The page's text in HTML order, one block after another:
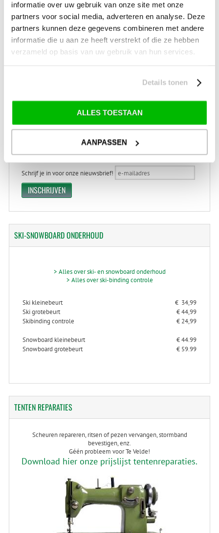
informatie over uw gebruik van onze site met onze
partners voor social media, adverteren en analyse. Deze
partners kunnen deze gegevens combineren met andere
informatie die u aan ze heeft verstrekt of die ze hebben
verzameld op basis van uw gebruik van hun services.
Details tonen
ALLES TOESTAAN
AANPASSEN
VERZENDKOSTEN: € 8,99
GEEN VERZENDKOSTEN BOVEN € 175,-
(bij verzending via Pakketdienst tot 10 kg)*
Levertijd: 2-4 werkdagen
*) Voor grotere pakketverzendingen en bijzondere (buitenland) bestemmingen kunnen
Waar is ons bedrijf gevestigd?
Nieuw Buinen (Stadskanaal)
+31 (0) 599-613946
info@tevelde.nl
Schrijf je in voor onze nieuwsbrief!
SKI-SNOWBOARDONDERHOUD
> Alles over ski- en snowboard onderhoud
> Alles over ski-binding controle
Ski kleinebeurt
€ 34,99
Ski grotebeurt
€ 44,99
Skibinding controle
€ 24,99
Snowboard kleinebeurt
€ 44.99
Snowboard grotebeurt
€ 59.99
TENTENREPARATIES
Scheuren repareren, ritsen of pezen vervangen, stormband
bevestigen, enz.
Géén probleem voor Te Velde!
Download hier onze prijslijst tentenreparaties.